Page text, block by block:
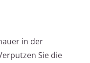
in der
Sie die